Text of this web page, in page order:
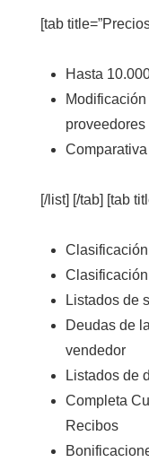
[tab
Hasta
proveedores
[/list] [/tab] [tab
Listados de
Deudas de
vendedor
Listados de
Completa
Recibos